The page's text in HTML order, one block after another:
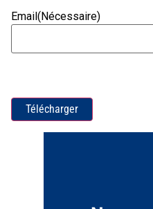
Email(Nécessaire)